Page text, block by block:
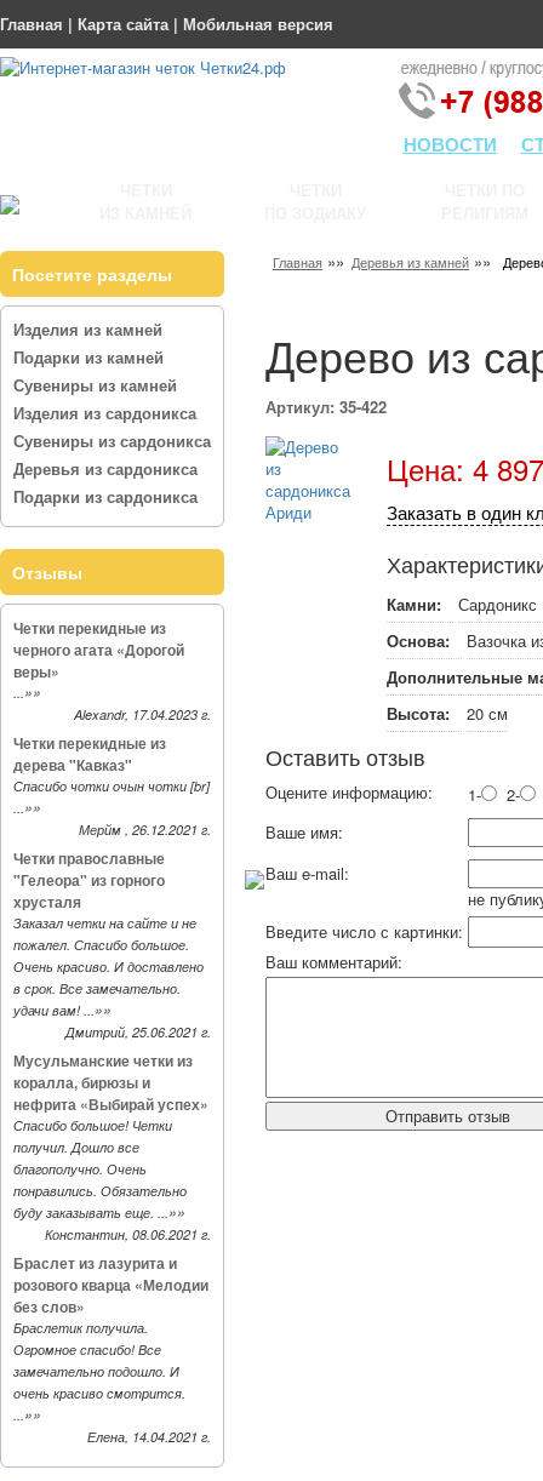
Главная | Карта сайта| Мобильная версия
НОВОСТИ
Посетите разделы
Изделия из камней
Подарки из камней
Сувениры из камней
Изделия из сардоникса
Сувениры из сардоникса
Деревья из сардоникса
Подарки из сардоникса
Отзывы
Четки перекидные из
черного агата «Дорогой
веры»
...»»
Alexandr, 17.04.2023 г.
Четки перекидные из
дерева "Кавказ"
Спасибо чотки очын чотки [br]
...»»
Мерйм , 26.12.2021 г.
Четки православные
"Гелеора" из горного
хрусталя
Заказал четки на сайте и не
пожалел. Спасибо большое.
Очень красиво. И доставлено
в срок. Все замечательно.
удачи вам! ...»»
Дмитрий, 25.06.2021 г.
Мусульманские четки из
коралла, бирюзы и
нефрита «Выбирай успех»
Спасибо большое! Четки
получил. Дошло все
благополучно. Очень
понравились. Обязательно
буду заказывать еще. ...»»
Константин, 08.06.2021 г.
Браслет из лазурита и
розового кварца «Мелодии
без слов»
Браслетик получила.
Огромное спасибо! Все
замечательно подошло. И
очень красиво смотрится.
...»»
Елена, 14.04.2021 г.
Главная »» Деревья из камней »»
Дерево из
Артикул: 35-422
Цена: 4
Заказать в один
Камни:
Сардоникс
Основа:
Вазочка
Дополнительные
Высота:
20 см
Оставить отзыв
Оцените информацию: 1- 2-
Ваше имя:
Ваш e-mail:
не
Введите число с картинки:
Ваш комментарий: